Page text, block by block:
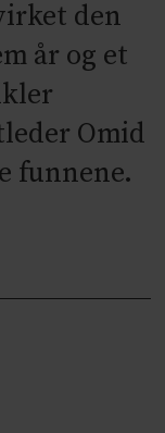
den
år og et
Omid
funnene.